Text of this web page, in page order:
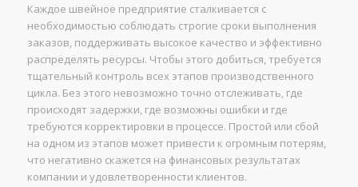
Каждое швейное предприятие сталкивается с
необходимостью соблюдать строгие сроки выполнения
заказов, поддерживать высокое качество и эффективно
распределять ресурсы. Чтобы этого добиться, требуется
тщательный контроль всех этапов производственного
цикла. Без этого невозможно точно отслеживать, где
происходят задержки, где возможны ошибки и где
требуются корректировки в процессе. Простой или сбой
на одном из этапов может привести к огромным потерям,
что негативно скажется на финансовых результатах
компании и удовлетворенности клиентов.